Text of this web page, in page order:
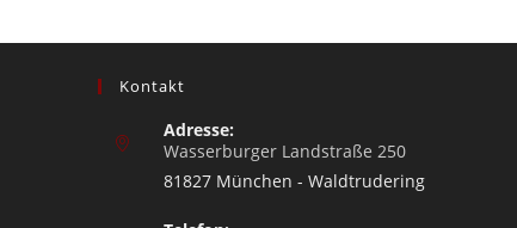
Kontakt
Adresse:
Wasserburger Landstraße 250
81827 München - Waldtrudering